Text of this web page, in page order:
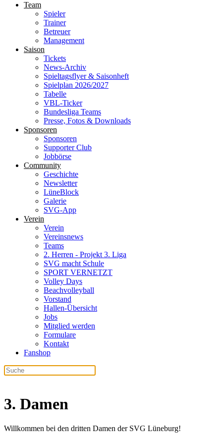
Team
Spieler
Trainer
Betreuer
Management
Saison
Tickets
News-Archiv
Spieltagsflyer & Saisonheft
Spielplan 2026/2027
Tabelle
VBL-Ticker
Bundesliga Teams
Presse, Fotos & Downloads
Sponsoren
Sponsoren
Supporter Club
Jobbörse
Community
Geschichte
Newsletter
LüneBlock
Galerie
SVG-App
Verein
Verein
Vereinsnews
Teams
2. Herren - Projekt 3. Liga
SVG macht Schule
SPORT VERNETZT
Volley Days
Beachvolleyball
Vorstand
Hallen-Übersicht
Jobs
Mitglied werden
Formulare
Kontakt
Fanshop
3. Damen
Willkommen bei den dritten Damen der SVG Lüneburg!